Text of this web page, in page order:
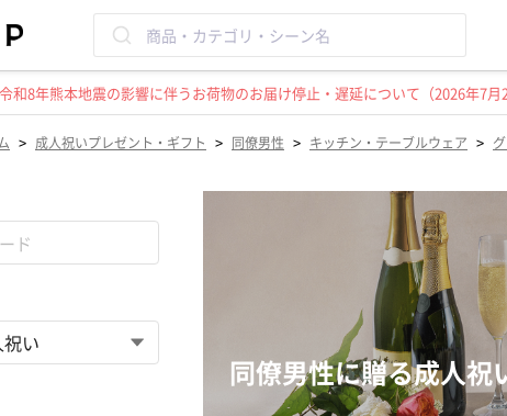
令和8年熊本地震の影響に伴うお荷物のお届け停止・遅延について（2026年7月
> 成人祝いプレゼント・ギフト > 同僚男性 > キッチン・テーブルウェア >
同僚男性に贈る成人祝